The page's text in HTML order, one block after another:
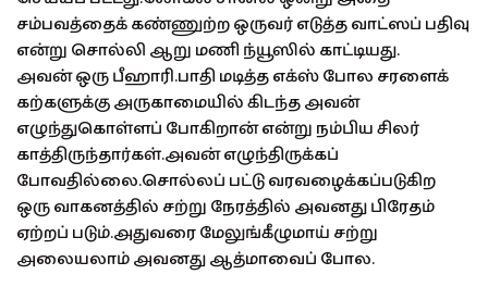
சம்பவத்தைக் கண்ணுற்ற ஒருவர் எடுத்த வாட்ஸப் பதிவு
என்று சொல்லி ஆறு மணி ந்யூஸில் காட்டியது.
அவன் ஒரு பீஹாரி.பாதி மடித்த எக்ஸ் போல சரளைக்
கற்களுக்கு அருகாமையில் கிடந்த அவன்
எழுந்துகொள்ளப் போகிறான் என்று நம்பிய சிலர்
காத்திருந்தார்கள்.அவன் எழுந்திருக்கப்
போவதில்லை.சொல்லப் பட்டு வரவழைக்கப்படுகிற
ஒரு வாகனத்தில் சற்று நேரத்தில் அவனது பிரேதம்
ஏற்றப் படும்.அதுவரை மேலுங்கீழுமாய் சற்று
அலையலாம் அவனது ஆத்மாவைப் போல.